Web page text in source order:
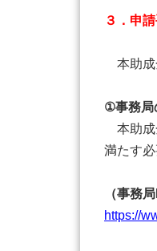
３．申
本助成
①事務局
本助成
満たす
（事務局
https://